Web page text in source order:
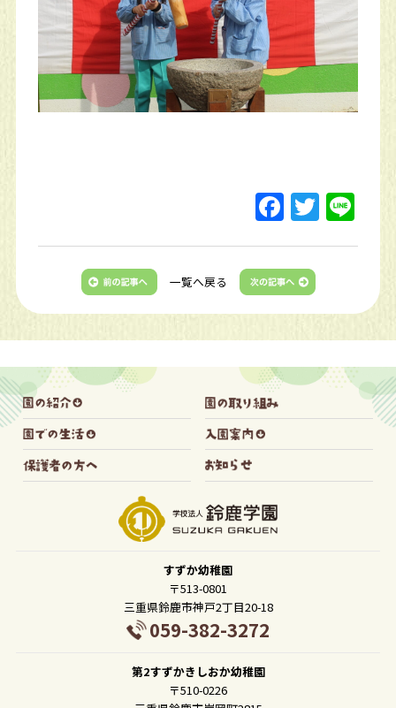
一覧へ戻る
すずか幼稚園
〒513-0801
三重県鈴鹿市神戸2丁目20-18
059-382-3272
第2すずかきしおか幼稚園
〒510-0226